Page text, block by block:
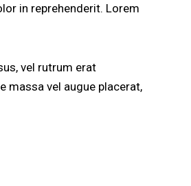
in reprehenderit. Lorem
vel rutrum erat
massa vel augue placerat,